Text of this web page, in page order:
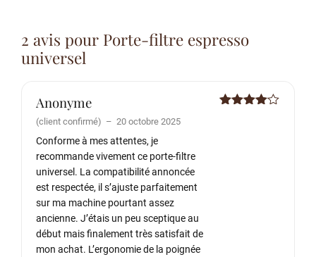
2 avis pour Porte-filtre espresso
universel
Anonyme
(client confirmé) – 20 octobre 2025
Conforme à mes attentes, je
recommande vivement ce porte-filtre
universel. La compatibilité annoncée
est respectée, il s’ajuste parfaitement
sur ma machine pourtant assez
ancienne. J’étais un peu sceptique au
début mais finalement très satisfait de
mon achat. L’ergonomie de la poignée